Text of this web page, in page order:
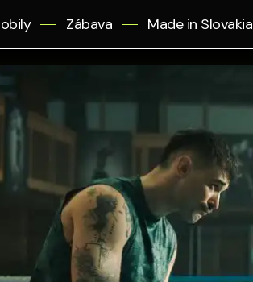
Zábava Made in Slovakia